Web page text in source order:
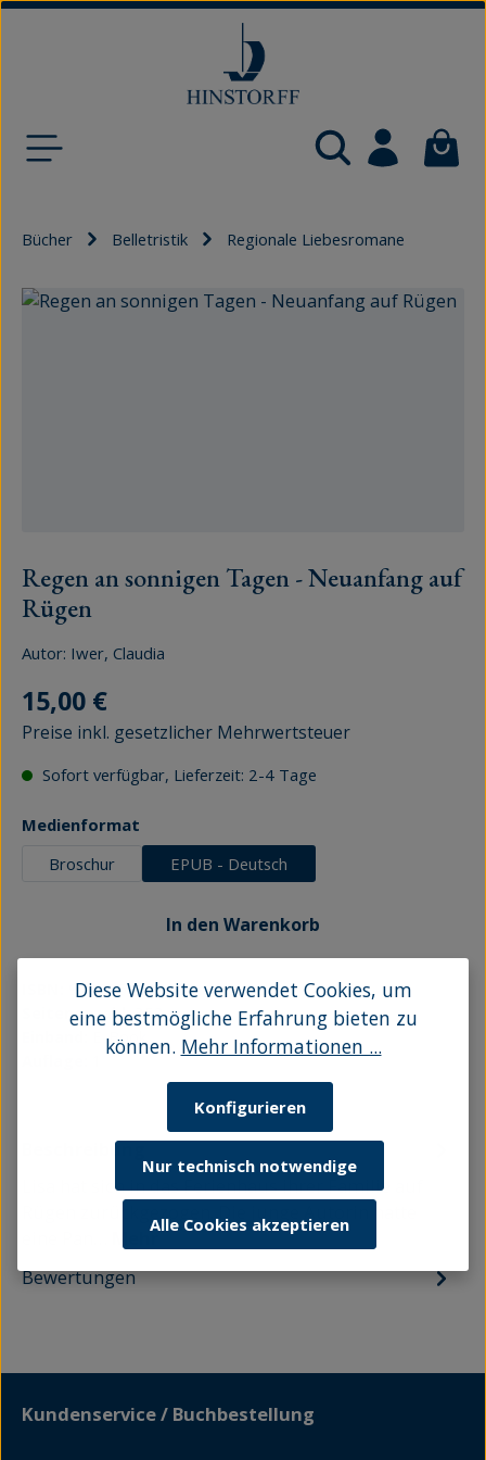
Bücher Belletristik Regionale Liebesromane
Bildergalerie überspringen
Regen an sonnigen Tagen - Neuanfang auf
Rügen
Autor: Iwer, Claudia
Regulärer Preis:
15,00 €
Preise inkl. gesetzlicher Mehrwertsteuer
Sofort verfügbar, Lieferzeit: 2-4 Tage
Medienformat
Broschur
EPUB - Deutsch
In den Warenkorb
9783356025613
Seitenanzahl: 352
E-Book
Beschreibung
Lisa hat sich in das Ferienhaus ihrer Familie auf
Mehr
Bewertungen
Kundenservice / Buchbestellung
Diese Website verwendet Cookies, um
eine bestmögliche Erfahrung bieten zu
können. Mehr Informationen ...
Nur technisch notwendige
Konfigurieren
Alle Cookies akzeptieren